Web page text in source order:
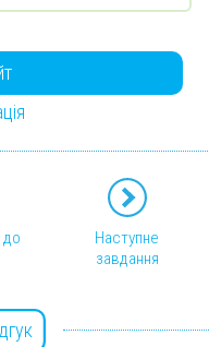
до
Наступне
завдання